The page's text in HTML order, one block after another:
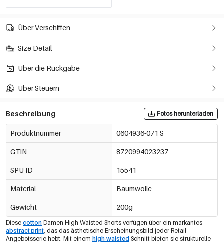
Über Verschiffen
Size Detail
Über die Rückgabe
Über Steuern
Beschreibung Fotos herunterladen
Produktnummer 0604936-071 S
GTIN 8720994023237
SPU ID 15541
Material Baumwolle
Gewicht 200g
Diese cotton Damen High-Waisted Shorts verfügen über ein markantes
abstract print, das das ästhetische Erscheinungsbild jeder Retail-
Angebotsserie hebt. Mit einem high-waisted Schnitt bieten sie strukturelle